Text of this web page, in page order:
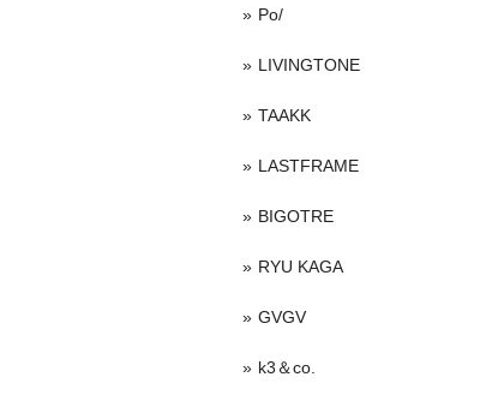
Po/
LIVINGTONE
TAAKK
LASTFRAME
BIGOTRE
RYU KAGA
GVGV
k3＆co.